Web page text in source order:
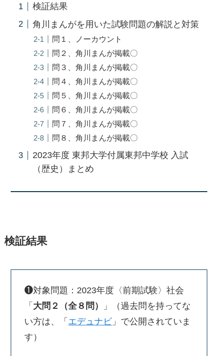
検証結果
角川まんがを用いた試験問題の解説と対策
問１、ノーカウント
問２、角川まんが掲載〇
問３、角川まんが掲載〇
問４、角川まんが掲載〇
問５、角川まんが掲載〇
問６、角川まんが掲載〇
問７、角川まんが掲載〇
問８、角川まんが掲載〇
2023年度 東邦大学付属東邦中学校 入試
（歴史）まとめ
検証結果
❶対象問題：2023年度〈前期試験〉社会
「 大問２（全８問）
」（過去問を持ってな
い方は、「 エデュナビ 」で公開されていま
す）